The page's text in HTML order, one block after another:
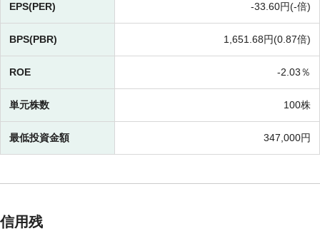
EPS(PER) -33.60円(-倍)
BPS(PBR) 1,651.68円(0.87倍)
ROE -2.03％
単元株数 100株
最低投資金額 347,000円
信用残